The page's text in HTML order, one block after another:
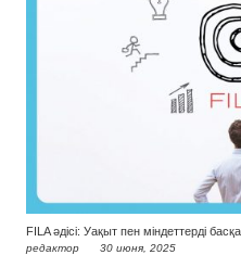
FILA әдісі: Уақыт пен міндеттерді
редактор 30 июня, 2025